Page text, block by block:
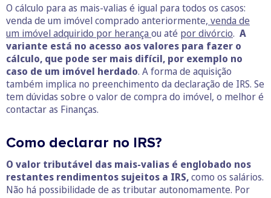
O cálculo para as mais-valias é igual para todos os casos:
venda de um imóvel comprado anteriormente, venda de
um imóvel adquirido por herança ou até por divórcio. A
variante está no acesso aos valores para fazer o
cálculo, que pode ser mais difícil, por exemplo no
caso de um imóvel herdado. A forma de aquisição
também implica no preenchimento da declaração de IRS. Se
tem dúvidas sobre o valor de compra do imóvel, o melhor é
contactar as Finanças.
Como declarar no IRS?
O valor tributável das mais-valias é englobado nos
restantes rendimentos sujeitos a IRS,como os salários.
Não há possibilidade de as tributar autonomamente. Por